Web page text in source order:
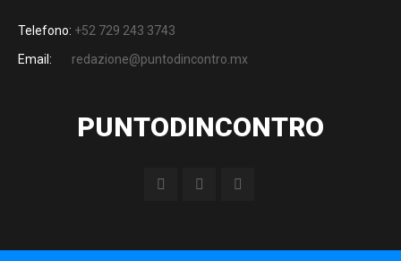
Telefono: +52 729 243 3743
Email:
redazione@puntodincontro.mx
PUNTODINCONTRO